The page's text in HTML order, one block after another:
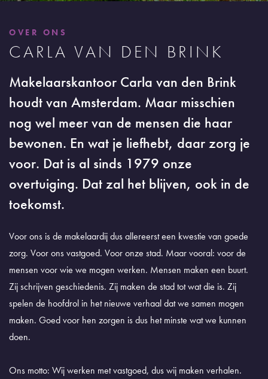
OVER ONS
CARLA VAN DEN BRINK
Makelaarskantoor Carla van den Brink
houdt van Amsterdam. Maar misschien
nog wel meer van de mensen die haar
bewonen. En wat je liefhebt, daar zorg je
voor. Dat is al sinds 1979 onze
overtuiging. Dat zal het blijven, ook in de
toekomst.
Voor ons is de makelaardij dus allereerst een kwestie van goede
zorg. Voor ons vastgoed. Voor onze stad. Maar vooral: voor de
mensen voor wie we mogen werken. Mensen maken een buurt.
Zij schrijven geschiedenis. Zij maken de stad tot wat die is. Zij
spelen de hoofdrol in het nieuwe verhaal dat we samen mogen
maken. Goed voor hen zorgen is dus het minste wat we kunnen
doen.
Ons motto: Wij werken met vastgoed, dus wij maken verhalen.